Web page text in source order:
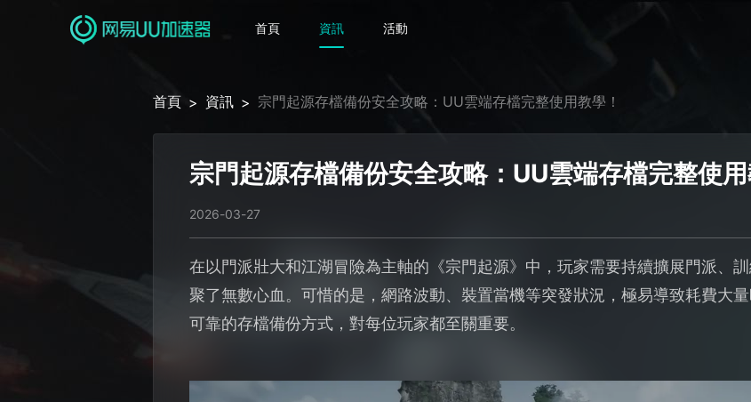
首頁 資訊 活動
首頁 > 資訊 > 宗門起源存檔備份安全攻略：UU雲端存檔完整使用教學！
宗門起源存檔備份安全攻略：UU雲端存檔完整使用
2026-03-27
在以門派壯大和江湖冒險為主軸的《宗門起源》中，玩家需要持續擴展門派、
聚了無數心血。可惜的是，網路波動、裝置當機等突發狀況，極易導致耗費大
可靠的存檔備份方式，對每位玩家都至關重要。